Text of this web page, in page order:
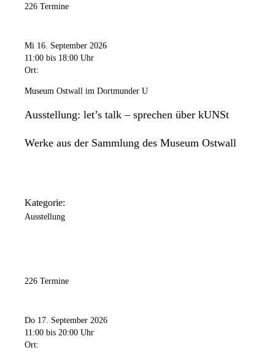
226 Termine
Mi 16. September 2026
11:00 bis 18:00 Uhr
Ort:
Museum Ostwall im Dortmunder U
Ausstellung: let’s talk – sprechen über kUNSt
Werke aus der Sammlung des Museum Ostwall
Kategorie:
Ausstellung
226 Termine
Do 17. September 2026
11:00 bis 20:00 Uhr
Ort: